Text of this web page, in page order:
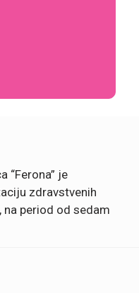
“Ferona” je
zdravstvenih
na period od sedam